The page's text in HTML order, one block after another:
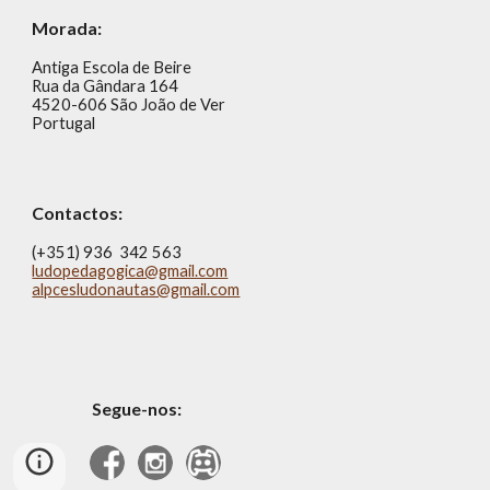
Morada:
Antiga Escola de Beire
Rua da Gândara 164
4520-606 São João de Ver
Portugal
Contactos:
(+351) 936 342 563
ludopedagogica@gmail.com
alpcesludonautas@gmail.com
Segue-nos: